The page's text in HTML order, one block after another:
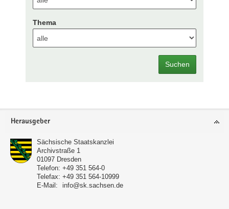
Thema
Suchen
Footer-
Herausgeber
Sächsische Staatskanzlei
Archivstraße 1
01097 Dresden
Telefon: +49 351 564-0
Telefax: +49 351 564-10999
E-Mail:
info@sk.sachsen.de